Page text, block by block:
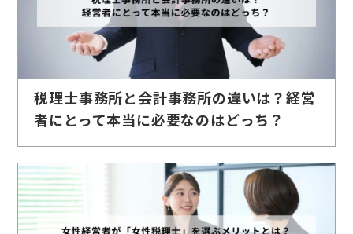
税理士事務所と会計事務所の違いは？経営
者にとって本当に必要なのはどっち？